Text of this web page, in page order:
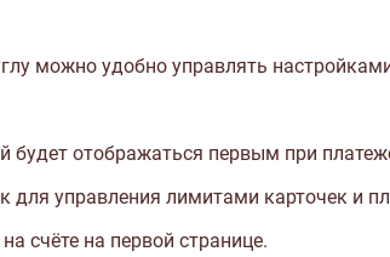
можно удобно управлять
будет отображаться первым при
для управления лимитами карточек и
счёте на первой странице.